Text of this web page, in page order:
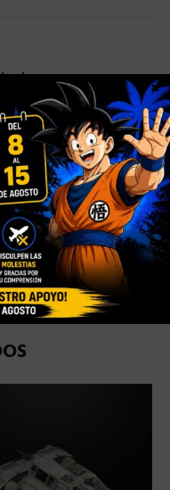
deseos
0,9 kg
×